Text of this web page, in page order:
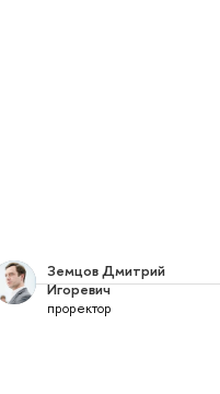
Земцов Дмитрий
Игоревич
проректор